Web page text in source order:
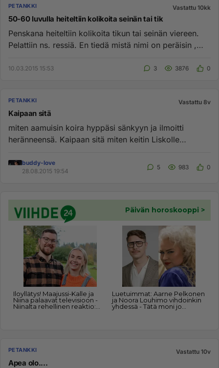
PETANKKI Vastattu 10kk
50-60 luvulla heiteltiin kolikoita seinän tai tik
Penskana heiteltiin kolikoita tikun tai seinän viereen.
Pelattiin ns. ressiä. En tiedä mistä nimi on peräisin ,
10.03.2015 15:53 3 3876 0
PETANKKI Vastattu 8v
Kaipaan sitä
miten aamuisin koira hyppäsi sänkyyn ja ilmoitti
heränneensä. Kaipaan sitä miten keitin Liskolle
buddy-love
28.08.2015 19:54
5 983 0
PETANKKI Vastattu 10v
Apea olo....